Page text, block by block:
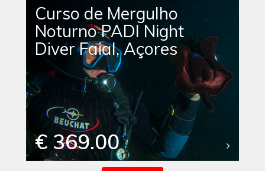
Curso de Mergulho
Noturno PADI Night
Diver Faial, Açores
€ 369.00